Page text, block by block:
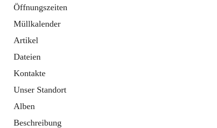
Öffnungszeiten
Müllkalender
Artikel
Dateien
Kontakte
Unser Standort
Alben
Beschreibung
10 Schnellzugriffe